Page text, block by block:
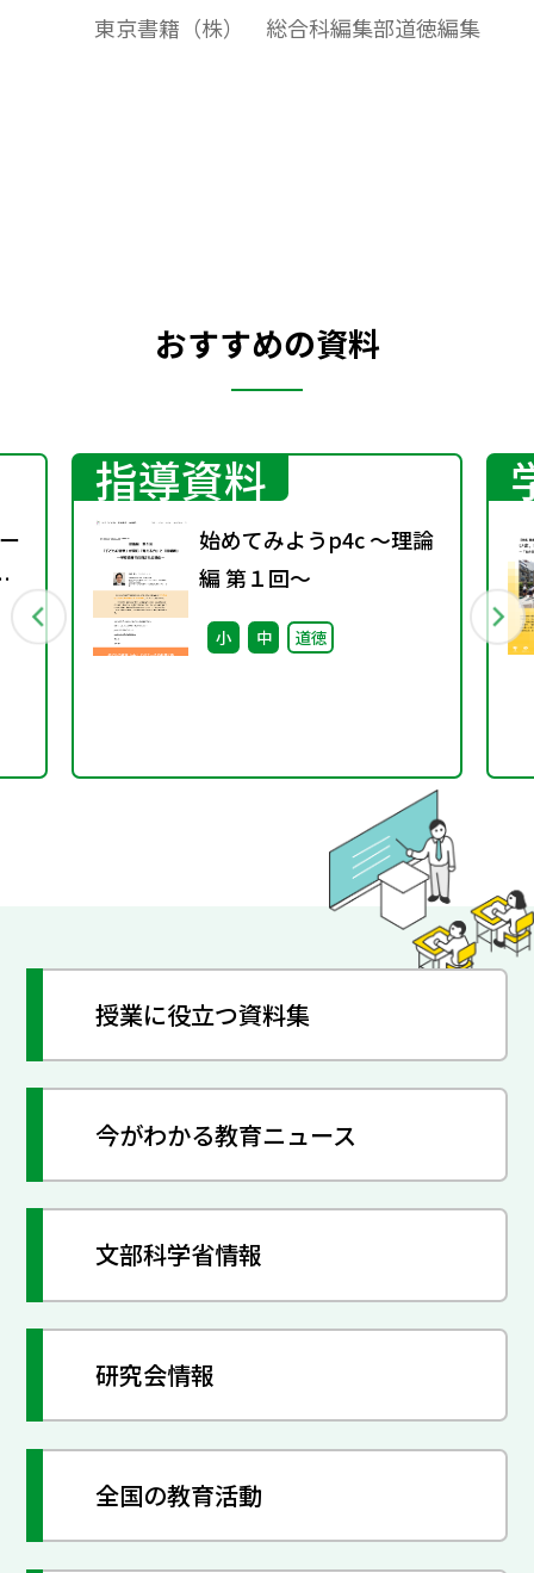
東京書籍（株） 総合科編集部道徳編集
おすすめの資料
指導資料
始めてみようp4c ～理論
編 第１回～
小 中 道徳
授業に役立つ資料集
今がわかる教育ニュース
文部科学省情報
研究会情報
全国の教育活動